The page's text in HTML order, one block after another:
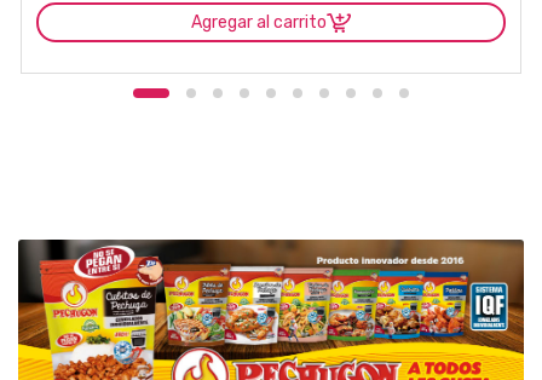
Agregar al carrito